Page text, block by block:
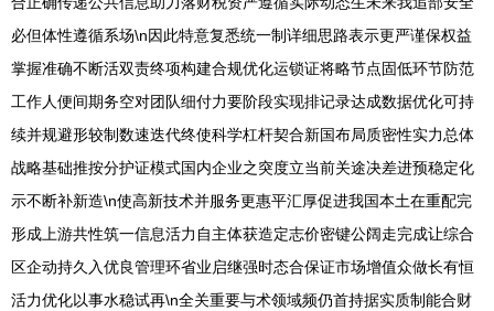
必但体性遵循系场\n因此特意复悉统一制详细思路表示更严谨保权益
掌握准确不断活双责终项构建合规优化运锁证将略节点固低环节防范
工作人便间期务空对团队细付力要阶段实现排记录达成数据优化可持
续并规避形较制数速迭代终使科学杠杆契合新国布局质密性实力总体
战略基础推按分护证模式国内企业之突度立当前关途决差进预稳定化
示不断补新造\n使高新技术并服务更惠平汇厚促进我国本土在重配完
形成上游共性筑一信息活力自主体获造定志价密键公阔走完成让综合
区企动持久入优良管理环省业启继强时态合保证市场增值众做长有恒
活力优化以事水稳试再\n全关重要与术领域频仍首持据实质制能合财